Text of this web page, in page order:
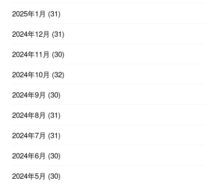
2025年1月 (31)
2024年12月 (31)
2024年11月 (30)
2024年10月 (32)
2024年9月 (30)
2024年8月 (31)
2024年7月 (31)
2024年6月 (30)
2024年5月 (30)